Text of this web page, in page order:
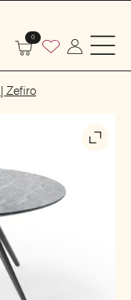
0
Zefiro